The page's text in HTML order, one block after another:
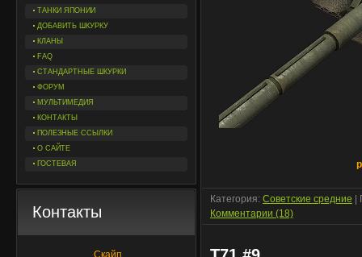
ТАНКИ ЯПОНИИ
ДОБАВИТЬ ШКУРКУ
КЛАНЫ
FAQ
СТАНДАРТНЫЕ ШКУРКИ
ФОРУМ
МУЛЬТИМЕДИЯ
КОНТАКТЫ
ПОЛЕЗНЫЕ ССЫЛКИ
О САЙТЕ
ГОСТЕВАЯ
Контакты
Скайп
Категория: Советские средние
Комментарии (18)